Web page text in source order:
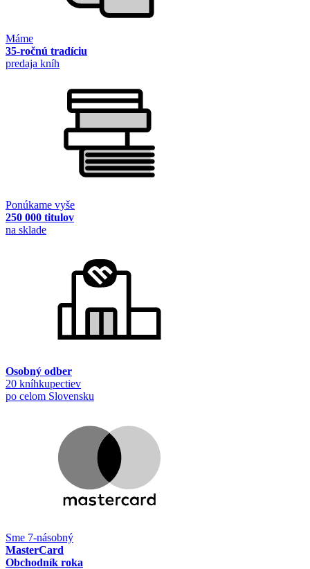
Máme
35-ročnú tradíciu
predaja kníh
Ponúkame vyše
250 000 titulov
na sklade
Osobný odber
20 kníhkupectiev
po celom Slovensku
Sme 7-násobný
MasterCard
Obchodník roka